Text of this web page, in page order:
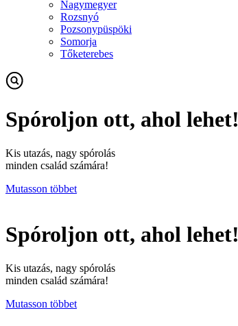
Nagymegyer
Rozsnyó
Pozsonypüspöki
Somorja
Tőketerebes
Spóroljon ott, ahol lehet!
Kis utazás, nagy spórolás
minden család számára!
Mutasson többet
Spóroljon ott, ahol lehet!
Kis utazás, nagy spórolás
minden család számára!
Mutasson többet